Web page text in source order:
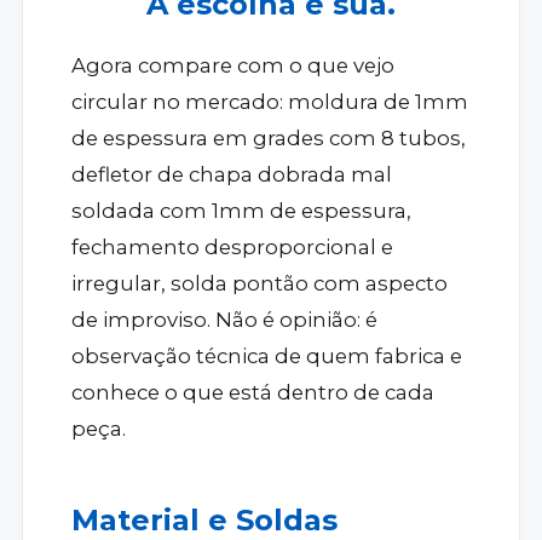
Agora compare com o que vejo
circular no mercado: moldura de 1mm
de espessura em grades com 8 tubos,
defletor de chapa dobrada mal
soldada com 1mm de espessura,
fechamento desproporcional e
irregular, solda pontão com aspecto
de improviso. Não é opinião: é
observação técnica de quem fabrica e
conhece o que está dentro de cada
peça.
Material e Soldas